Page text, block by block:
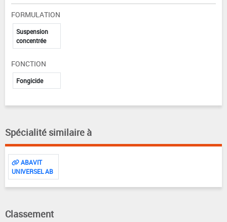
FORMULATION
Suspension
concentrée
FONCTION
Fongicide
Spécialité similaire à
ABAVIT
UNIVERSEL AB
Classement